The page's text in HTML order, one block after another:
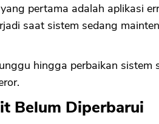
pertama adalah aplikasi
saat sistem sedang
hingga perbaikan sistem
Belum Diperbarui